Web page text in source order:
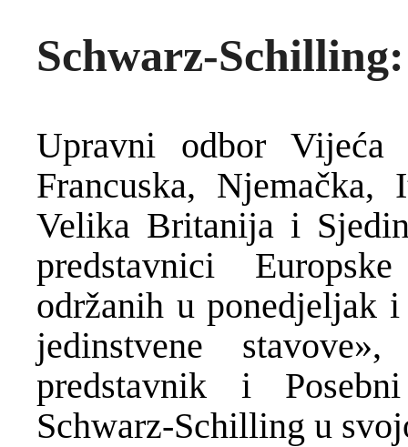
Schwarz-
Upravni odbor Vijeća
Francuska, Njemačka,
Velika Britanija i
predstavnici
održanih u ponedjeljak
jedinstvene
predstavnik i
Schwarz-Schilling u